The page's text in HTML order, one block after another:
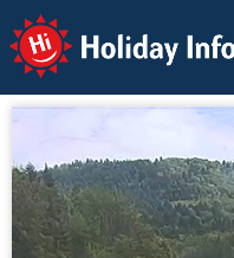
Holiday Info